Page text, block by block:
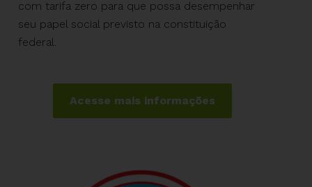
com tarifa zero para que possa desempenhar
seu papel social previsto na constituição
federal.
Acesse mais informações